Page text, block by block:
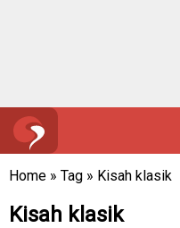
Home » Tag » Kisah klasik
Kisah klasik